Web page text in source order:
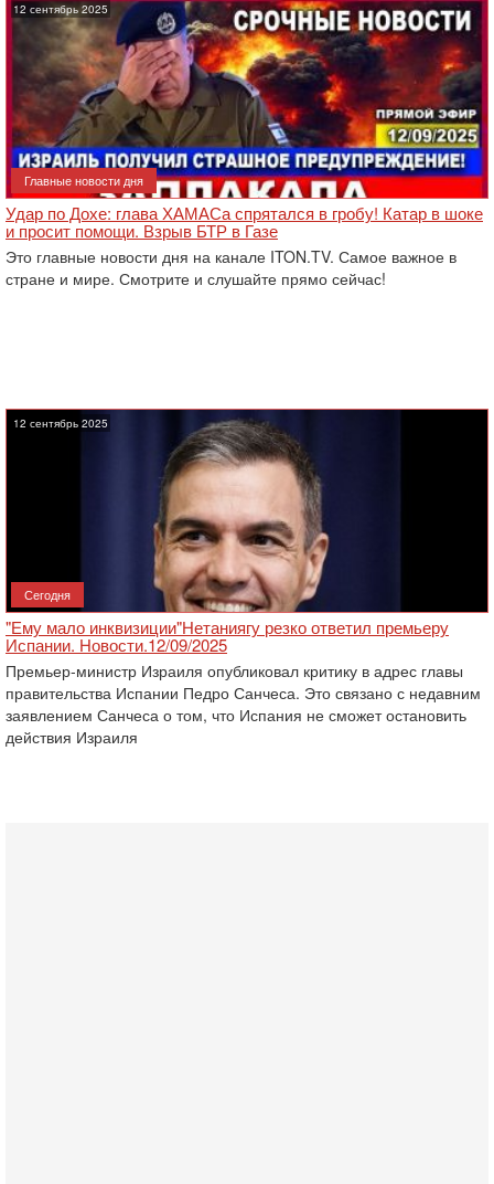
12 сентябрь 2025
Главные новости дня
Удар по Дохе: глава ХАМАСа спрятался в гробу! Катар в шоке
и просит помощи. Взрыв БТР в Газе
Это главные новости дня на канале ITON.TV. Самое важное в
стране и мире. Смотрите и слушайте прямо сейчас!
12 сентябрь 2025
Сегодня
"Ему мало инквизиции"Нетаниягу резко ответил премьеру
Испании. Новости.12/09/2025
Премьер-министр Израиля опубликовал критику в адрес главы
правительства Испании Педро Санчеса. Это связано с недавним
заявлением Санчеса о том, что Испания не сможет остановить
действия Израиля